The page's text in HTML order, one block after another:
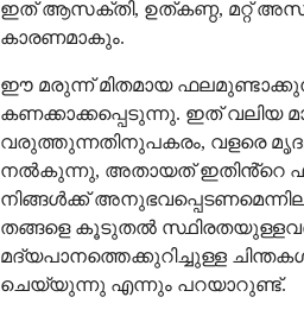
ഇത് ആസക്തി, ഉത്കണ്ഠ, മറ്റ്
കാരണമാകും.
ഈ മരുന്ന് മിതമായ
കണക്കാക്കപ്പെടുന്നു. ഇത് വലിയ
വരുത്തുന്നതിനുപകരം, വളരെ
നൽകുന്നു, അതായത് ഇതിൻ്റെ
നിങ്ങൾക്ക്
തങ്ങളെ കൂടുതൽ
മദ്യപാനത്തെക്കുറിച്ചുള്ള
ചെയ്യുന്നു എന്നും പറയാറുണ്ട്.